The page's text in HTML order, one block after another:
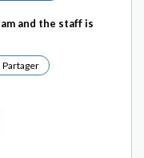
and the staff is
Partager